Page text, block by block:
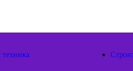
техника